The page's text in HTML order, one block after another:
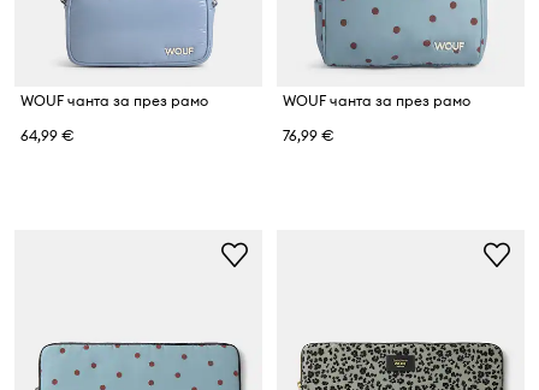
WOUF чанта за през рамо
64,99 €
WOUF чанта за през рамо
76,99 €